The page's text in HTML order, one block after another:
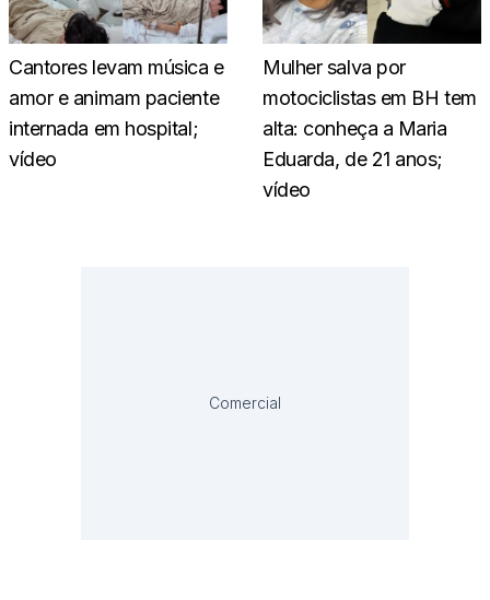
Cantores levam música e
amor e animam paciente
internada em hospital;
vídeo
Mulher salva por
motociclistas em BH tem
alta: conheça a Maria
Eduarda, de 21 anos;
vídeo
Comercial